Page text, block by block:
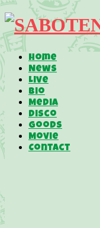
Home
News
Live
Bio
Media
Disco
Goods
Movie
Contact